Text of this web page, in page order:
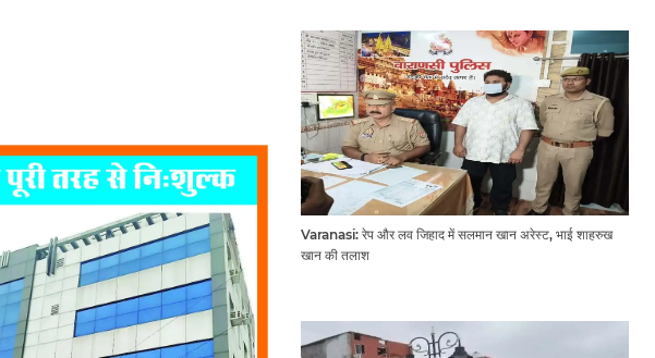
Varanasi: रेप और लव जिहाद में सलमान खान अरेस्ट, भाई शाहरुख
खान की तलाश